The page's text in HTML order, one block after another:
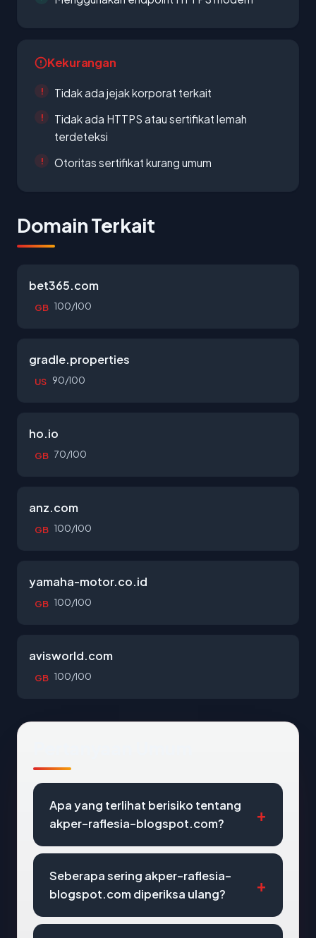
Kekurangan
Tidak ada jejak korporat terkait
Tidak ada HTTPS atau sertifikat lemah
terdeteksi
Otoritas sertifikat kurang umum
Domain Terkait
bet365.com
GB 100/100
gradle.properties
US 90/100
ho.io
GB 70/100
anz.com
GB 100/100
yamaha-motor.co.id
GB 100/100
avisworld.com
GB 100/100
Apa yang terlihat berisiko tentang
akper-raflesia-blogspot.com?
Seberapa sering akper-raflesia-
blogspot.com diperiksa ulang?